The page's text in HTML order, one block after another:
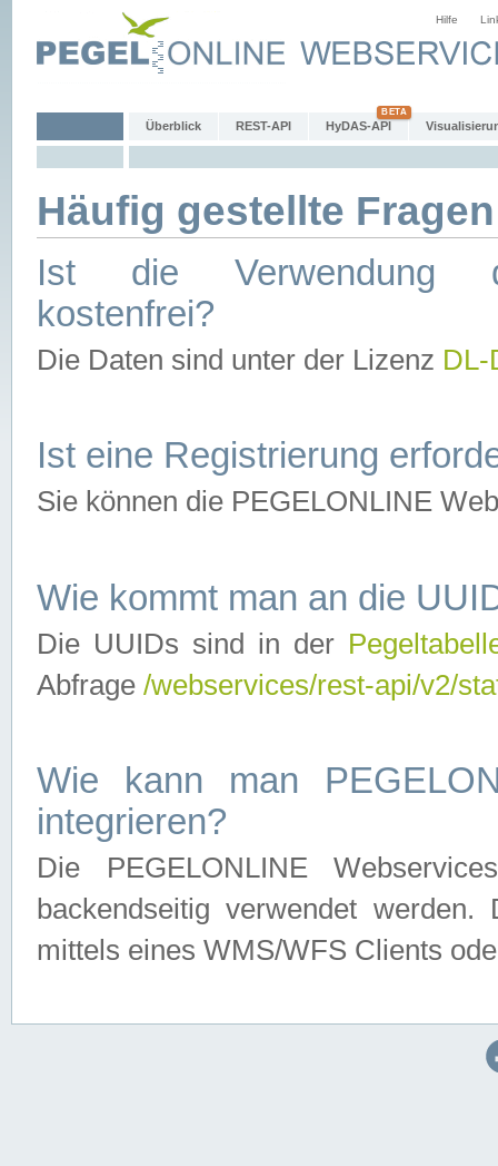
Hilfe
Überblick REST-API HyDAS-API
Häufig gestellte
Ist die Verwendung
kostenfrei?
Die Daten sind unter der Lizenz
Ist eine Registrierung
Sie können die PEGELONLINE
Wie kommt man an die
Die UUIDs sind in der
Abfrage /webservices/rest-api/v2/
Wie kann man
integrieren?
Die PEGELONLINE
backendseitig verwendet
mittels eines WMS/WFS Clients